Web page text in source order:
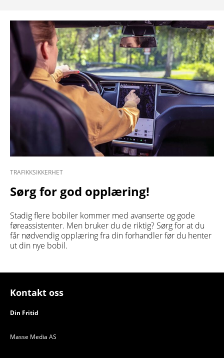
TRAFIKKSIKKERHET
Sørg for god opplæring!
Stadig flere bobiler kommer med avanserte og gode
føreassistenter. Men bruker du de riktig? Sørg for at du
får nødvendig opplæring fra din forhandler før du henter
ut din nye bobil.
Kontakt oss
Din Fritid
Masse Media AS